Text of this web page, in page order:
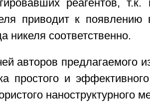
реагентов,
приводит к появлению
никеля соответственно.
авторов предлагаемого
простого и
наноструктурного